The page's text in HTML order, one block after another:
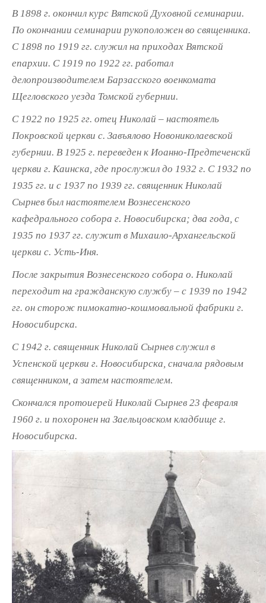
В 1898 г. окончил курс Вятской Духовной семинарии.
По окончании семинарии рукоположен во священника.
С 1898 по 1919 гг. служил на приходах Вятской
епархии. С 1919 по 1922 гг. работал
делопроизводителем Барзасского военкомата
Щегловского уезда Томской губернии.
С 1922 по 1925 гг. отец Николай – настоятель
Покровской церкви с. Завъялово Новониколаевской
губернии. В 1925 г. переведен к Иоанно-Предтеченскй
церкви г. Каинска, где прослужил до 1932 г. С 1932 по
1935 гг. и с 1937 по 1939 гг. священник Николай
Сырнев был настоятелем Вознесенского
кафедрального собора г. Новосибирска; два года, с
1935 по 1937 гг. служит в Михаило-Архангельской
церкви с. Усть-Иня.
После закрытия Вознесенского собора о. Николай
переходит на гражданскую службу – с 1939 по 1942
гг. он сторож пимокатно-кошмовальной фабрики г.
Новосибирска.
С 1942 г. священник Николай Сырнев служил в
Успенской церкви г. Новосибирска, сначала рядовым
священником, а затем настоятелем.
Скончался протоиерей Николай Сырнев 23 февраля
1960 г. и похоронен на Заельцовском кладбище г.
Новосибирска.